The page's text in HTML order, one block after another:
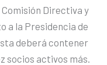
Directiva y
a la Presidencia de
deberá contener
socios activos más.